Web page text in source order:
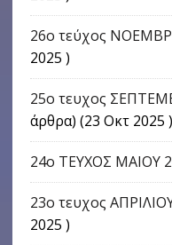
26ο τεύχος
2025 )
25ο τευχος
άρθρα) (23 Οκτ 2025 )
24o ΤΕΥΧΟΣ ΜΑΙΟΥ
23ο τευχος
2025 )